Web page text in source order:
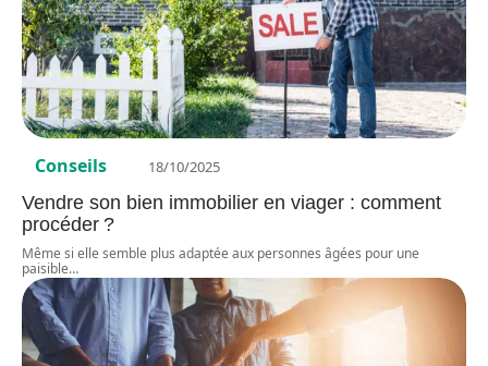
Conseils 18/10/2025
Vendre son bien immobilier en viager : comment
procéder ?
Même si elle semble plus adaptée aux personnes âgées pour une
paisible…